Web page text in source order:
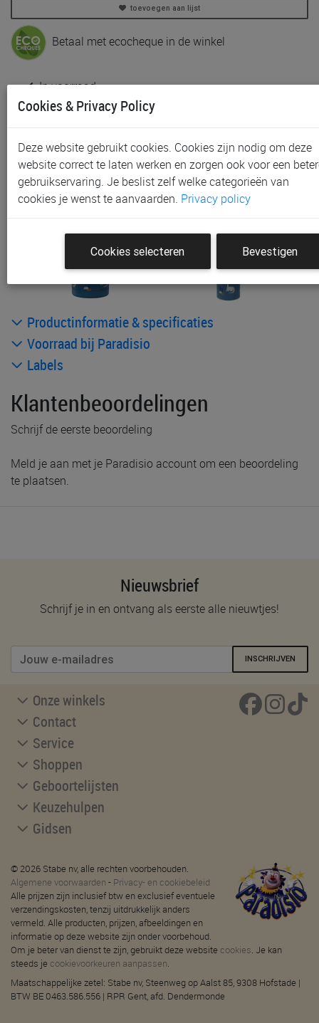
toevoegen aan lijst
Betaal met ecocheque in de winkel
In voorraad
Gratis (en direct) af te halen in onze
Waregem
Gratis verzending vanaf € 80 *
Productinformatie & specificaties
Voorraad bij Paradisio
Labels
Klantenbeoordelingen
Schrijf de eerste beoordeling
Meld je aan met je Paradisio account om een beoordeling
te plaatsen.
Nieuwsbrief
Schrijf je in en ontvang als eerste alle nieuwtjes!
INSCHRIJVEN
Onze winkels
Contact
Service
Shoppen
Geboortelijsten
Keuzehulpen
Gidsen
© 2026 Stabe nv, alle rechten voorbehouden.
Algemene voorwaarden - Privacy- en cookiebeleid
Alle prijzen zijn inclusief btw en exclusief eventuele
verzendingskosten, tenzij uitdrukkelijk anders
vermeld. Alle producten, prijzen, afbeeldingen en
informatie op deze website zijn onder voorbehoud.
Om je beter van dienst te zijn, gebruikt deze website cookies. Je kan
steeds je cookievoorkeuren aanpassen.
Maatschappelijke zetel: Stabe nv, Steenweg op Aalst 85, 9308 Hofstade |
BTW BE 0463.586.556 | RPR Gent, afd. Dendermonde
Cookies & Privacy Policy
Deze website gebruikt cookies. Cookies zijn nodig om deze
website correct te laten werken en zorgen ook voor een
gebruikservaring. Je beslist zelf welke categorieën van
cookies je wenst te aanvaarden. Privacy policy
Cookies selecteren Bevestigen